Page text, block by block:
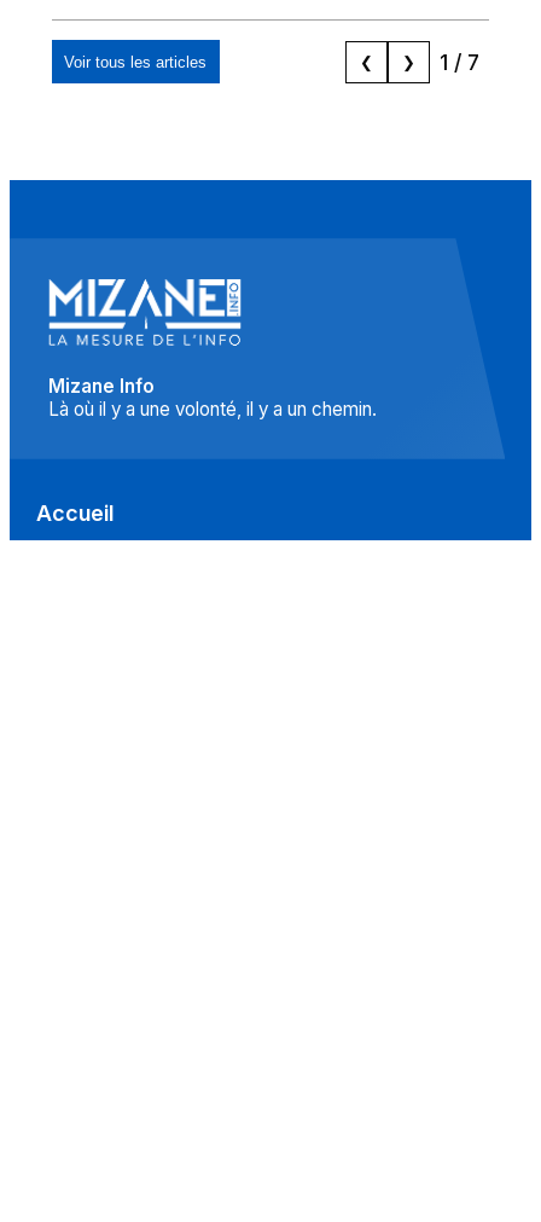
"musulmans"»
Voir tous les articles ❮ ❯ 1 / 7
Mizane Info
Là où il y a une volonté, il y a un chemin.
Accueil